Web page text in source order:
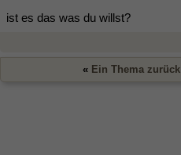
ist es das was du willst?
« Ein Thema zurück